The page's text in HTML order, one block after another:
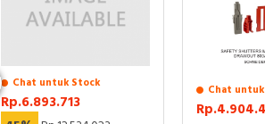
Chat untuk Stock
Rp.6.893.713
Chat